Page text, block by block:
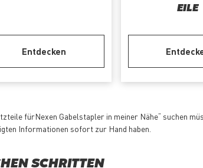
Entdecken
EILE
fürNexen Gabelstapler in meiner Nähe“ suchen
Informationen sofort zur Hand haben.
SCHRITTEN